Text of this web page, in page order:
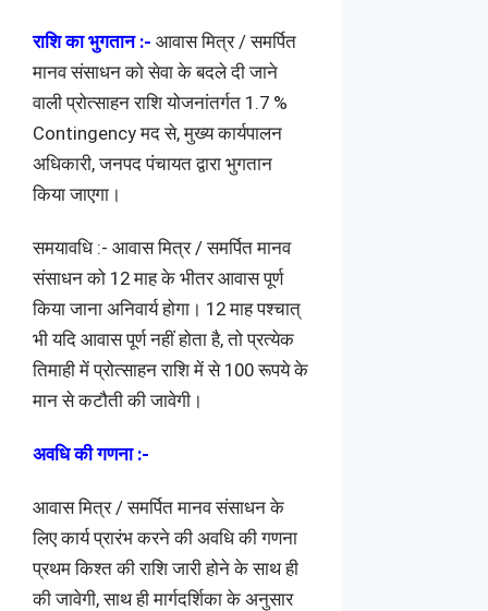
राशि का भुगतान :- आवास मित्र / समर्पित
मानव संसाधन को सेवा के बदले दी जाने
वाली प्रोत्साहन राशि योजनांतर्गत 1.7 %
Contingency मद से, मुख्य कार्यपालन
अधिकारी, जनपद पंचायत द्वारा भुगतान
किया जाएगा।
समयावधि :- आवास मित्र / समर्पित मानव
संसाधन को 12 माह के भीतर आवास पूर्ण
किया जाना अनिवार्य होगा। 12 माह पश्चात्
भी यदि आवास पूर्ण नहीं होता है, तो प्रत्येक
तिमाही में प्रोत्साहन राशि में से 100 रूपये के
मान से कटौती की जावेगी।
अवधि की गणना :-
आवास मित्र / समर्पित मानव संसाधन के
लिए कार्य प्रारंभ करने की अवधि की गणना
प्रथम किश्त की राशि जारी होने के साथ ही
की जावेगी, साथ ही मार्गदर्शिका के अनुसार